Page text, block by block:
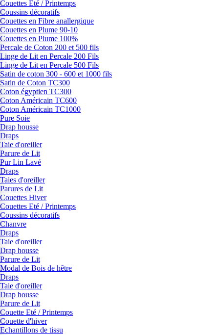
Couettes Eté / Printemps
Coussins décoratifs
Couettes en Fibre anallergique
Couettes en Plume 90-10
Couettes en Plume 100%
Percale de Coton 200 et 500 fils
Linge de Lit en Percale 200 Fils
Linge de Lit en Percale 500 Fils
Satin de coton 300 - 600 et 1000 fils
Satin de Coton TC300
Coton égyptien TC300
Coton Américain TC600
Coton Américain TC1000
Pure Soie
Drap housse
Draps
Taie d'oreiller
Parure de Lit
Pur Lin Lavé
Draps
Taies d'oreiller
Parures de Lit
Couettes Hiver
Couettes Eté / Printemps
Coussins décoratifs
Chanvre
Draps
Taie d'oreiller
Drap housse
Parure de Lit
Modal de Bois de hêtre
Draps
Taie d'oreiller
Drap housse
Parure de Lit
Couette Eté / Printemps
Couette d'hiver
Echantillons de tissu